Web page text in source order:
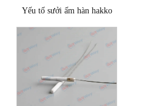
Yếu tố sưởi ấm hàn hakko